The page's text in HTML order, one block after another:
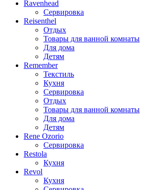
Ravenhead
Сервировка
Reisenthel
Отдых
Товары для ванной комнаты
Для дома
Детям
Remember
Текстиль
Кухня
Сервировка
Отдых
Товары для ванной комнаты
Для дома
Детям
Rene Ozorio
Сервировка
Restola
Кухня
Revol
Кухня